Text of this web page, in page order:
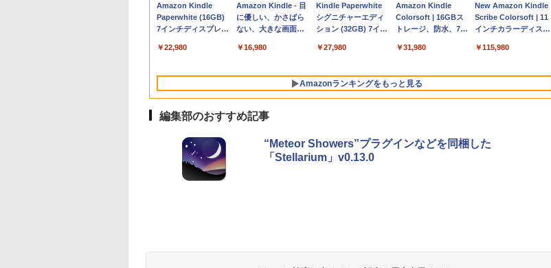
Apple 2026
MacBook Neo A18
Proチップ搭載13イ
AIとApple
Retinaディスプレ
512GB SSD、1080p
FaceTime HDカメ
ラ、Touch ID - イン
AppleCare+ for 13イ
ンチMacBook
Neo(A18 Pro)|ダウン
ロード版
￥162,598
tomtoc 360°保護
15.6 16インチ パソコ
ンケース Dell NEC
dynabook Lenovo
￥2,952
Apple 2026
MacBook Air M5チ
ップ搭載13インチノ
Apple Intelligence、
Retinaディスプレ
イ、16GBユニファイ
ドメモリ、1TB SSD
ド、Touch ID - シル
バー
￥261,414
【Amazon.co.jp限
定】 HP ノートパソ
コン 15-fd 15.6イン
512GB SSD インテ
￥129,800
FMV ノートパソコン
WE1-K3 (MS 365
Personal/Copilotキー
型/Core i5/16GB/SSD
FMVWK3E15W_AZ
￥139,880
Robloxギフトカード
- 800 Robux 【限定
バーチャルアイテム
ンゲームコード】 ロ
インコード版
￥1,300
Microsoft Office
Home & Business
2024(最新 永続版)|オ
版|Windows11、
￥39,582
Robloxギフトカード
- 2,000 Robux 【限
定バーチャルアイテ
インゲームコード】
ラインコード版
￥3,200
Robloxギフトカード
- 1000 Robux 【限定
バーチャルアイテム
ンゲームコード】 ロ
ンコード版
￥1,600
Windows版 |
Minecraft (マインクラ
フト): Java & Bedrock
ード版
￥3,600
生成AIパスポート公
式テキスト 第４版
￥1,766
AIイラスト表現辞典:
思い通りの絵を引き
出す プロンプトの言
ズ (はぴーイラスト
￥480
ClaudeCode いちば
んやさしい 教科書:
非エンジニア 初心者
マニュアル AI副業に
もKindle出版にも！
非エンジニアのため
のAIコーディング入
￥99
1冊ですべて身につく
HTML & CSSとWeb
デザイン入門講座
￥1,292
FM TOWNS ハイパ
ー・カタログ: 本体ハ
ードウェア・市販ソフ
トリストと最新エミュ
￥1,600
Amazon Kindle
Paperwhite (16GB)
7インチディスプレ
ト、12週間持続バッ
ブラック
￥22,980
Amazon Kindle - 目
に優しい、かさばら
ない、大きな画面で
続バッテリー、6イン
書籍リーダー、ブラ
ック、16GB、広告な
し
￥16,980
Kindle Paperwhite
シグニチャーエディ
ション (32GB) 7イン
るさ自動調整、色調
持続バッテリー、広
告なし、メタリック
ブラック
￥27,980
Amazon Kindle
Colorsoft | 16GBス
トレージ、防水、7イ
レイ、色調調節ライ
ッテリー、広告無
し、ブラック (2025
年発売)
￥31,980
New Amazon Kindle
Scribe Colorsoft | 11
インチカラーディスプ
ジ、ノート機能搭載、
調節ライト、プレミア
イト
￥115,980
Amazonランキングをもっと見る
編集部のおすすめ記事
“Meteor Showers”プラグインなどを同梱した
「Stellarium」v0.13.0